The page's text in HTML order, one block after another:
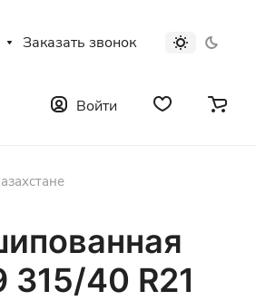
Заказать звонок
Войти
315/40 R21